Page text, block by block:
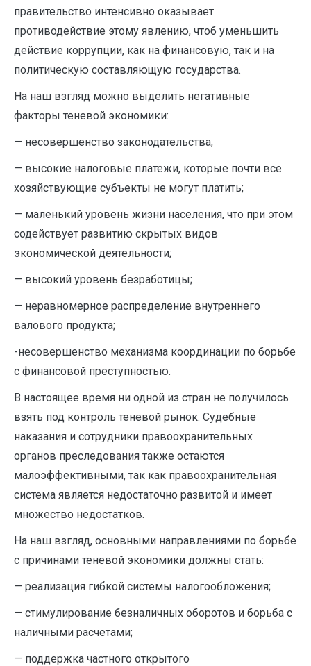
правительство интенсивно оказывает
противодействие этому явлению, чтоб уменьшить
действие коррупции, как на финансовую, так и на
политическую составляющую государства.
На наш взгляд можно выделить негативные
факторы теневой экономики:
— несовершенство законодательства;
— высокие налоговые платежи, которые почти все
хозяйствующие субъекты не могут платить;
— маленький уровень жизни населения, что при этом
содействует развитию скрытых видов
экономической деятельности;
— высокий уровень безработицы;
— неравномерное распределение внутреннего
валового продукта;
-несовершенство механизма координации по борьбе
с финансовой преступностью.
В настоящее время ни одной из стран не получилось
взять под контроль теневой рынок. Судебные
наказания и сотрудники правоохранительных
органов преследования также остаются
малоэффективными, так как правоохранительная
система является недостаточно развитой и имеет
множество недостатков.
На наш взгляд, основными направлениями по борьбе
с причинами теневой экономики должны стать:
— реализация гибкой системы налогообложения;
— стимулирование безналичных оборотов и борьба с
наличными расчетами;
— поддержка частного открытого